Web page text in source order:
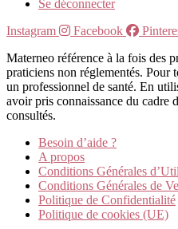
Se déconnecter
Instagram
Facebook
Materneo référence à la fois des
praticiens non réglementés. Pour
un professionnel de santé. En
avoir pris connaissance du cadre
consultés.
Besoin d’aide ?
A propos
Conditions Générales
Conditions Générales de
Politique de Confidentialité
Politique de cookies (UE)